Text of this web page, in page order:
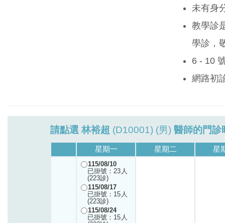
未有身
教學診
學診，
6 - 10
網路初